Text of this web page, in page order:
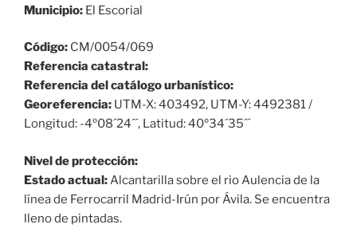
Municipio: El Escorial
Código: CM/0054/069
Referencia catastral:
Referencia del catálogo urbanístico:
Georeferencia: UTM-X: 403492, UTM-Y: 4492381 /
Longitud: -4º08´24´´, Latitud: 40º34´35´´
Nivel de protección:
Estado actual:Alcantarilla sobre el rio Aulencia de la
línea de Ferrocarril Madrid-Irún por Ávila. Se encuentra
lleno de pintadas.